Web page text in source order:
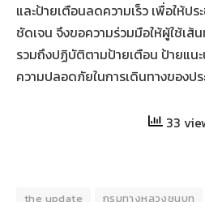
และป้ายเตือนลดความเร็ว เพื่อให้ป
ชัดเจน จึงขอความร่วมมือให้ผู้ใช้เส้
รวมถึงปฏิบัติตามป้ายเตือน ป้ายแนะ
ความปลอดภัยในการเดินทางของป
33
the update กรมทางหลวงชนบท